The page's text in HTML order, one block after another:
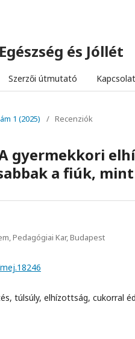
és Jóllét
Szerzői útmutató Kapcsolat
1 (2025) / Recenziók
gyermekkori
a fiúk,
Pedagógiai Kar, Budapest
túlsúly, elhízottság, cukorral